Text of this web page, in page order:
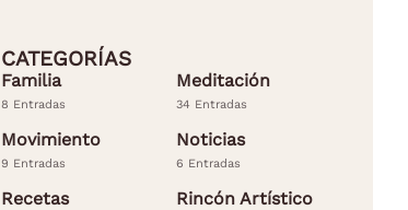
CATEGORÍAS
Familia
8 Entradas
Meditación
34 Entradas
Movimiento
9 Entradas
Noticias
6 Entradas
Recetas Rincón Artístico